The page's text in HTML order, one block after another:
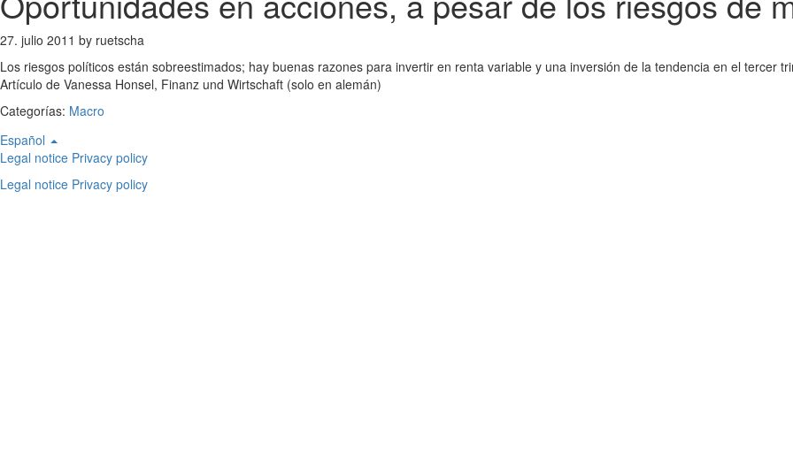
27. julio 2011 by ruetscha
Los riesgos políticos están sobreestimados; hay buenas razones para invertir en renta variable y una inversión de la tendencia en el tercer
Artículo de Vanessa Honsel, Finanz und Wirtschaft (solo en alemán)
Categorías: Macro
Footer
Español
Legal notice Privacy policy
Legal notice Privacy policy